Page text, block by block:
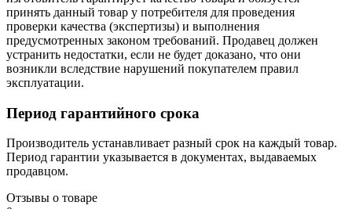
принять данный товар у потребителя для проведения
проверки качества (экспертизы) и выполнения
предусмотренных законом требований. Продавец должен
устранить недостатки, если не будет доказано, что они
возникли вследствие нарушений покупателем правил
эксплуатации.
Период гарантийного срока
Производитель устанавливает разный срок на каждый товар.
Период гарантии указывается в документах, выдаваемых
продавцом.
Отзывы о товаре